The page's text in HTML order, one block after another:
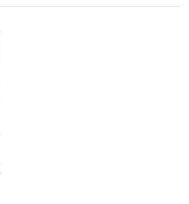
「クマが悪者扱いされているのが悲しい」